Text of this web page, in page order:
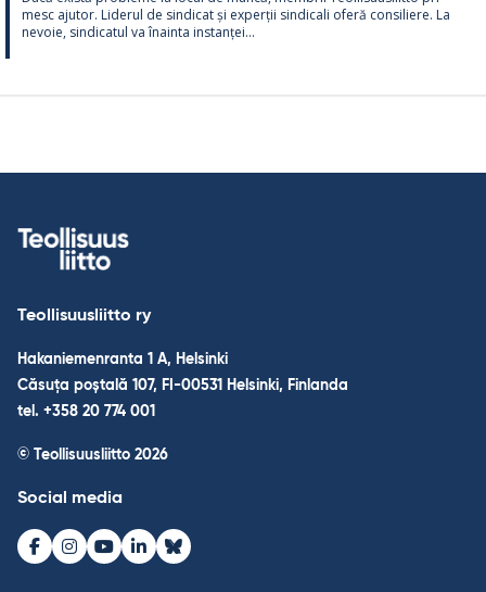
mesc aju­tor. Li­de­rul de sin­dicat și ex­perții sin­dicali oferă con­si­liere. La
ne­voie, sin­dica­tul va înainta ins­tanței...
Teollisuusliitto ry
Hakaniemenranta 1 A, Helsinki
Căsuța poștală 107, FI-00531 Helsinki, Finlanda
tel. +358 20 774 001
© Teollisuusliitto 2026
Social media
Facebook
Instagram
Youtube
LinkedInBluesky